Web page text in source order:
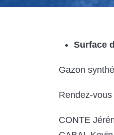
Surface
Gazon
Rendez-
CONTE